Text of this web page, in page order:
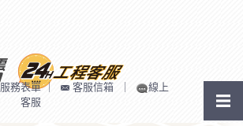
服務表單｜ 客服信箱 ｜
線上
客服